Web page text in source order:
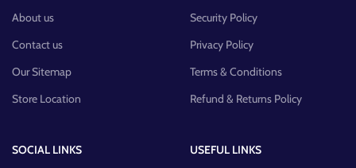
About us
Contact us
Our Sitemap
Store Location
Security Policy
Privacy Policy
Terms & Conditions
Refund & Returns Policy
SOCIAL LINKS
USEFUL LINKS